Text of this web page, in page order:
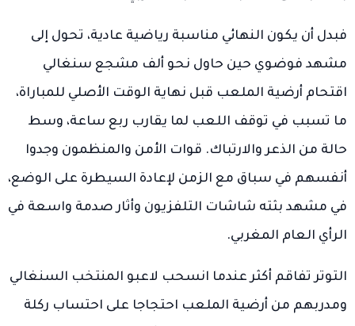
فبدل أن يكون النهائي مناسبة رياضية عادية، تحول إلى
مشهد فوضوي حين حاول نحو ألف مشجع سنغالي
اقتحام أرضية الملعب قبل نهاية الوقت الأصلي للمباراة،
ما تسبب في توقف اللعب لما يقارب ربع ساعة، وسط
حالة من الذعر والارتباك. قوات الأمن والمنظمون وجدوا
أنفسهم في سباق مع الزمن لإعادة السيطرة على الوضع،
في مشهد بثته شاشات التلفزيون وأثار صدمة واسعة في
الرأي العام المغربي.
التوتر تفاقم أكثر عندما انسحب لاعبو المنتخب السنغالي
ومدربهم من أرضية الملعب احتجاجا على احتساب ركلة